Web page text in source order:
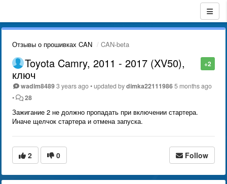
Отзывы о прошивках CAN CAN-beta
+2
Toyota Camry, 2011 - 2017 (XV50),
ключ
wadim84893 years ago•updated bydimka221119865 months ago
•
28
Зажигание 2 не должно пропадать при включении стартера.
Иначе щелчок стартера и отмена запуска.
2 0 Follow